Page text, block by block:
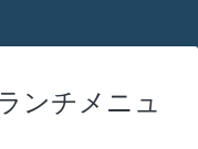
ンチメニュ